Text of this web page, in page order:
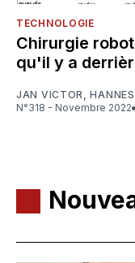
TECHNOLOGIE
Chirurgie
qu'il y a
JAN VICTOR,
N°318 - Novembre 2022